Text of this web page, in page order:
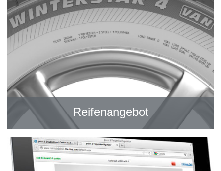
Reifenangebot